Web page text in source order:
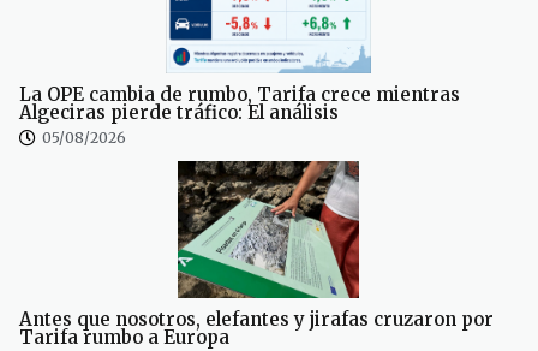
La OPE cambia de rumbo, Tarifa crece mientras
Algeciras pierde tráfico: El análisis
05/08/2026
Antes que nosotros, elefantes y jirafas cruzaron por
Tarifa rumbo a Europa